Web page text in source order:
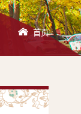
首页